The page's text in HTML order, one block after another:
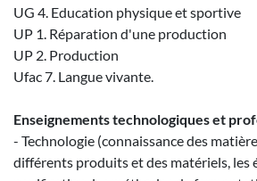
UG 4. Education physique et sportive
UP 1. Réparation d'une production
UP 2. Production
Ufac 7. Langue vivante.
Enseignements technologiques et
- Technologie (connaissance des
différents produits et des matériels, les